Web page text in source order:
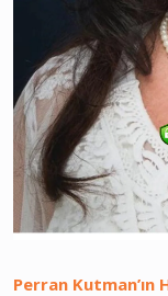
Perran Kutman’ın